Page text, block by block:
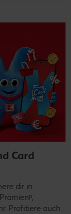
Card
dir in
Profitiere auch